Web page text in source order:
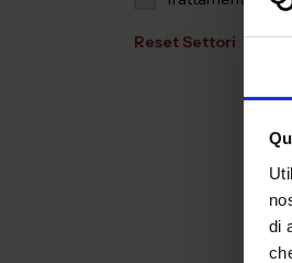
di
Reset Settori